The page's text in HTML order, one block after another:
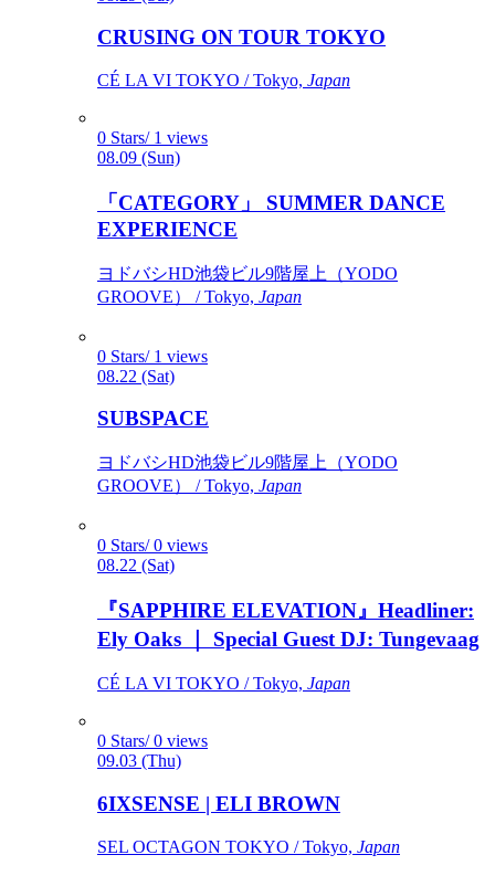
CRUSING ON TOUR TOKYO
CÉ LA VI TOKYO / Tokyo, Japan
0 Stars/ 1 views
08.09 (Sun)
「CATEGORY」 SUMMER DANCE
EXPERIENCE
ヨドバシHD池袋ビル9階屋上（YODO
GROOVE） / Tokyo, Japan
0 Stars/ 1 views
08.22 (Sat)
SUBSPACE
ヨドバシHD池袋ビル9階屋上（YODO
GROOVE） / Tokyo, Japan
0 Stars/ 0 views
08.22 (Sat)
『SAPPHIRE ELEVATION』Headliner:
Ely Oaks ｜ Special Guest DJ: Tungevaag
CÉ LA VI TOKYO / Tokyo, Japan
0 Stars/ 0 views
09.03 (Thu)
6IXSENSE | ELI BROWN
SEL OCTAGON TOKYO / Tokyo, Japan